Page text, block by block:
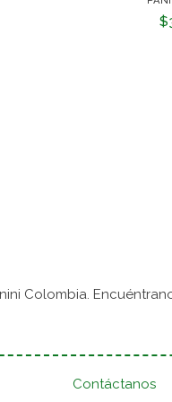
Colombia.
Contáctanos